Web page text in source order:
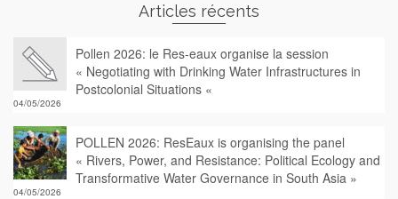
Articles récents
Pollen 2026: le Res-eaux organise la session
« Negotiating with Drinking Water Infrastructures in
Postcolonial Situations «
04/05/2026
POLLEN 2026: ResEaux is organising the panel
« Rivers, Power, and Resistance: Political Ecology and
Transformative Water Governance in South Asia »
04/05/2026